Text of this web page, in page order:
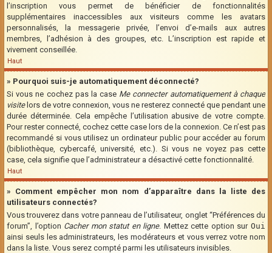
l’inscription vous permet de bénéficier de fonctionnalités
supplémentaires inaccessibles aux visiteurs comme les avatars
personnalisés, la messagerie privée, l’envoi d’e-mails aux autres
membres, l’adhésion à des groupes, etc. L’inscription est rapide et
vivement conseillée.
Haut
» Pourquoi suis-je automatiquement déconnecté?
Si vous ne cochez pas la case Me connecter automatiquement à chaque
visitelors de votre connexion, vous ne resterez connecté que pendant une
durée déterminée. Cela empêche l’utilisation abusive de votre compte.
Pour rester connecté, cochez cette case lors de la connexion. Ce n’est pas
recommandé si vous utilisez un ordinateur public pour accéder au forum
(bibliothèque, cybercafé, université, etc.). Si vous ne voyez pas cette
case, cela signifie que l’administrateur a désactivé cette fonctionnalité.
Haut
» Comment empêcher mon nom d’apparaître dans la liste des
utilisateurs connectés?
Vous trouverez dans votre panneau de l’utilisateur, onglet “Préférences du
forum”, l’option Cacher mon statut en ligne. Mettez cette option surOui
ainsi seuls les administrateurs, les modérateurs et vous verrez votre nom
dans la liste. Vous serez compté parmi les utilisateurs invisibles.